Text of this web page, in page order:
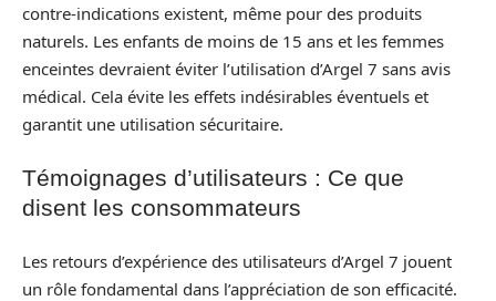
contre-indications existent, même pour des produits
naturels. Les enfants de moins de 15 ans et les femmes
enceintes devraient éviter l’utilisation d’Argel 7 sans avis
médical. Cela évite les effets indésirables éventuels et
garantit une utilisation sécuritaire.
Témoignages d’utilisateurs : Ce que
disent les consommateurs
Les retours d’expérience des utilisateurs d’Argel 7 jouent
un rôle fondamental dans l’appréciation de son efficacité.